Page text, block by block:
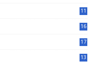
11
16
17
13